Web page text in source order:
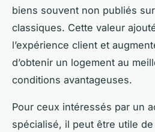
biens souvent non publiés
classiques. Cette valeur
l’expérience client et
d’obtenir un logement au
conditions avantageuses.
Pour ceux intéressés par un
spécialisé, il peut être utile